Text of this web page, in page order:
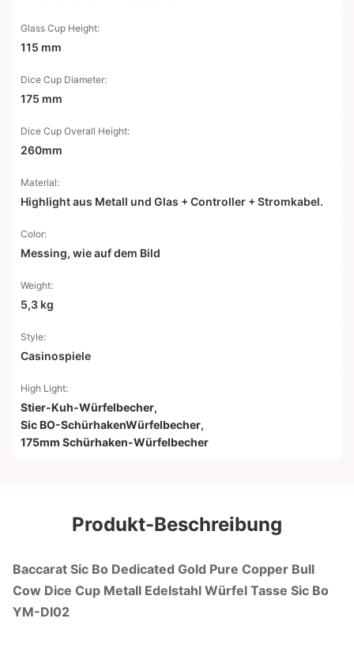
Glass Cup Height:
115 mm
Dice Cup Diameter:
175 mm
Dice Cup Overall Height:
260mm
Material:
Highlight aus Metall und Glas + Controller + Stromkabel.
Color:
Messing, wie auf dem Bild
Weight:
5,3 kg
Style:
Casinospiele
High Light:
Stier-Kuh-Würfelbecher,
Sic BO-SchürhakenWürfelbecher,
175mm Schürhaken-Würfelbecher
Produkt-Beschreibung
Baccarat Sic Bo Dedicated Gold Pure Copper Bull
Cow Dice Cup Metall Edelstahl Würfel Tasse Sic Bo
YM-DI02